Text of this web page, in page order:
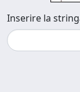
Inserire la